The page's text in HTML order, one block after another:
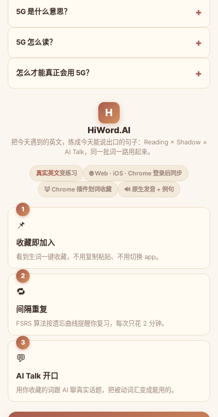
5G 是什么意思？
5G 怎么读？
怎么才能真正会用 5G？
H
HiWord.AI
把今天遇到的英文，练成今天能说出口的句子：Reading × Shadow ×
AI Talk，同一批词一路用起来。
真实英文变练习 🌐 Web · iOS · Chrome 登录后同步
🦊 Chrome 插件划词收藏 🔊 原生发音 + 例句
1
📌
收藏即加入
看到生词一键收藏，不用复制粘贴、不用切换 app。
2
🔁
间隔重复
FSRS 算法按遗忘曲线提醒你复习，每次只花 2 分钟。
3
💬
AI Talk 开口
用你收藏的词跟 AI 聊真实话题，把被动词汇变成能用的。